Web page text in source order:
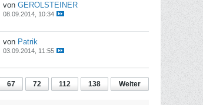
von GEROLSTEINER
08.09.2014, 10:34
von Patrik
03.09.2014, 11:55
67 72 112 138 Weiter